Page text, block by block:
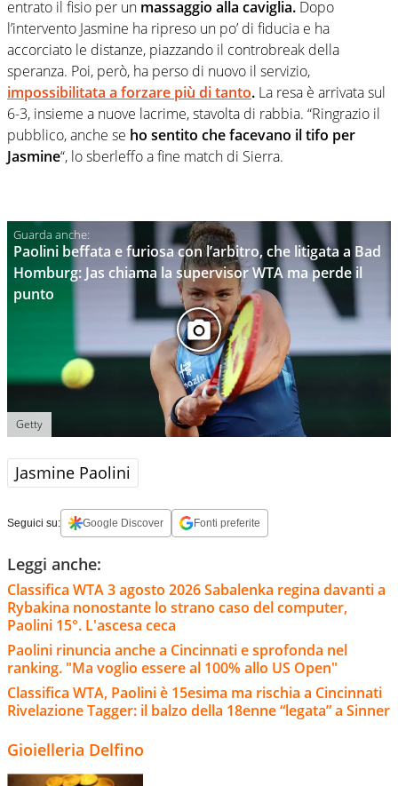
entrato il fisio per un massaggio alla caviglia. Dopo
l’intervento Jasmine ha ripreso un po’ di fiducia e ha
accorciato le distanze, piazzando il controbreak della
speranza. Poi, però, ha perso di nuovo il servizio,
impossibilitata a forzare più di tanto. La resa è arrivata sul
6-3, insieme a nuove lacrime, stavolta di rabbia. “Ringrazio il
pubblico, anche se ho sentito che facevano il tifo per
Jasmine“, lo sberleffo a fine match di Sierra.
Paolini beffata e furiosa con l’arbitro, che litigata a Bad
Homburg: Jas chiama la supervisor WTA ma perde il
punto
Getty
Jasmine Paolini
Seguici su: Google Discover Fonti preferite
Leggi anche:
Classifica WTA 3 agosto 2026 Sabalenka regina davanti a
Rybakina nonostante lo strano caso del computer,
Paolini 15°. L'ascesa ceca
Paolini rinuncia anche a Cincinnati e sprofonda nel
ranking. "Ma voglio essere al 100% allo US Open"
Classifica WTA, Paolini è 15esima ma rischia a Cincinnati
Rivelazione Tagger: il balzo della 18enne “legata” a Sinner
Gioielleria Delfino